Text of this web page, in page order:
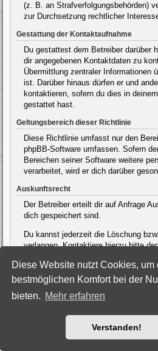
Diese Website nutzt Cookies, um
bestmöglichen Komfort bei der
bieten. Mehr erfahren
Verstanden!
(z. B. an Strafverfolgungsbehörden)
zur Durchsetzung rechtlicher
Gestattung der Kontaktaufnahme
Du gestattest dem Betreiber darüber
dir angegebenen Kontaktdaten zu
Übermittlung zentraler Informationen
ist. Darüber hinaus dürfen er und
kontaktieren, sofern du dies in
gestattet hast.
Geltungsbereich dieser Richtlinie
Diese Richtlinie umfasst nur den
phpBB-Software umfassen. Sofern
Bereichen seiner Software weitere
verarbeitet, wird er dich darüber
Auskunftsrecht
Der Betreiber erteilt dir auf Anfrage
dich gespeichert sind.
Du kannst jederzeit die Löschung
verlangen. Kontaktiere hierzu bitte
Foren-Übersicht
Powered byphpBB® Forum Software © phpBB
Deutsche Übersetzung durchphpBB.de
Style: Black-Silver by Joyce&Luna
phpBB-Style-
Nutzungsbedingungen